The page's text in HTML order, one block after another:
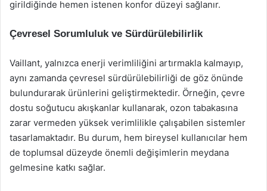
girildiğinde hemen istenen konfor düzeyi sağlanır.
Çevresel Sorumluluk ve Sürdürülebilirlik
Vaillant, yalnızca enerji verimliliğini artırmakla kalmayıp,
aynı zamanda çevresel sürdürülebilirliği de göz önünde
bulundurarak ürünlerini geliştirmektedir. Örneğin, çevre
dostu soğutucu akışkanlar kullanarak, ozon tabakasına
zarar vermeden yüksek verimlilikle çalışabilen sistemler
tasarlamaktadır. Bu durum, hem bireysel kullanıcılar hem
de toplumsal düzeyde önemli değişimlerin meydana
gelmesine katkı sağlar.